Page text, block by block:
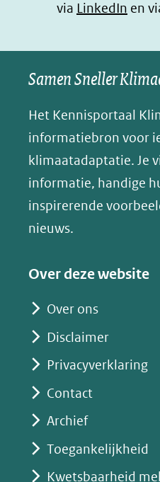
venster)
naar
een
website)
venster)
naar
een
website)
naar
een
l
e
s
y
in
via LinkedIn
naar
een
en
Samen Sneller
Het Kennisportaal
informatiebron voor
klimaatadaptatie. Je
informatie, handige
inspirerende
nieuws.
Over deze website
Over ons
Disclaimer
Privacyverklaring
Contact
Archief
Toegankelijkheid
Kwetsbaarheid